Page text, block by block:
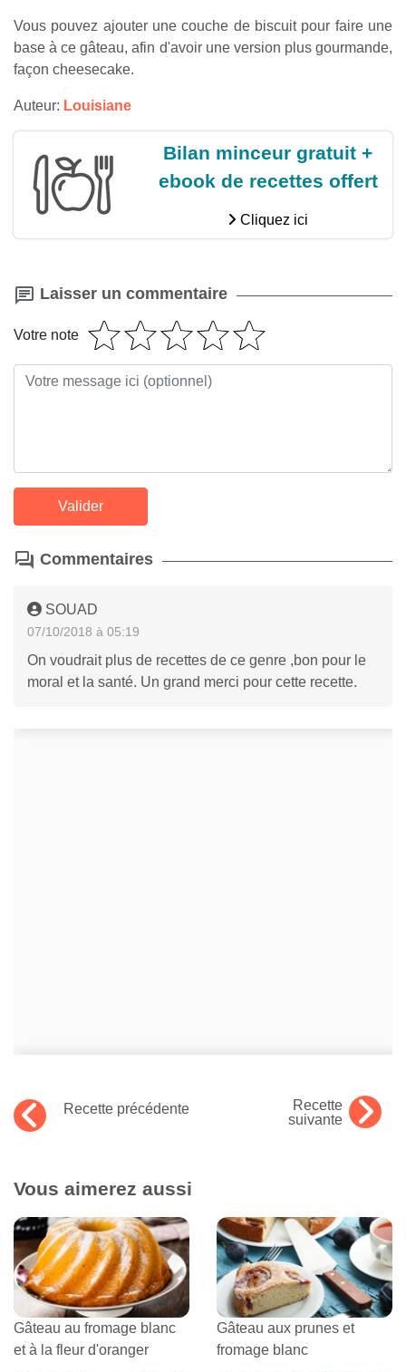
Vous pouvez ajouter une couche de biscuit pour faire une
base à ce gâteau, afin d'avoir une version plus gourmande,
façon cheesecake.
Auteur: Louisiane
Bilan minceur gratuit +
ebook de recettes offert
Cliquez ici
Laisser un commentaire
Votre note
Commentaires
SOUAD
07/10/2018 à 05:19
On voudrait plus de recettes de ce genre ,bon pour le
moral et la santé. Un grand merci pour cette recette.
Recette précédente
Recette
suivante
Vous aimerez aussi
Gâteau au fromage blanc
et à la fleur d'oranger
Gâteau aux prunes et
fromage blanc